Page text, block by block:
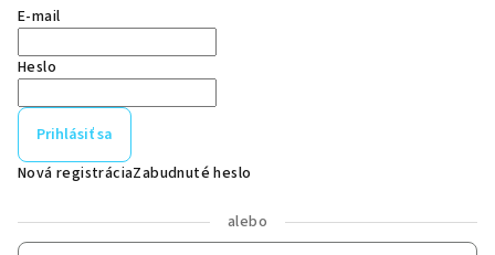
E-mail
Heslo
Prihlásiť sa
Nová registráciaZabudnuté heslo
alebo